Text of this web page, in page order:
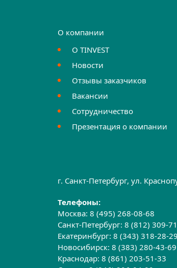
О компании
О TINVEST
Новости
Отзывы заказчиков
Вакансии
Сотрудничество
Презентация о компании
г. Санкт-Петербург, ул.
Телефоны:
Москва:8 (495) 268-08-68
Санкт-Петербург:8 (812) 309-
Екатеринбург:8 (343) 318-28-29
Новосибирск:8 (383) 280-43-69
Краснодар:8 (861) 203-51-33